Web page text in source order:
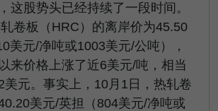
这股势头已经持续了一段时间。
卷板（HRC）的离岸价为45.50
美元/净吨或1003美元/公吨），
来价格上涨了近6美元/吨，相当
美元。事实上，10月1日，热轧卷
美元/英担（804美元/净吨或